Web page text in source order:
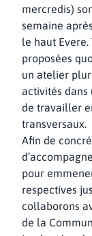
mercredis)
semaine
le haut
proposées
un atelier
activités
de travailler
transversaux.
Afin de
pour
respectives
collaborons
de la